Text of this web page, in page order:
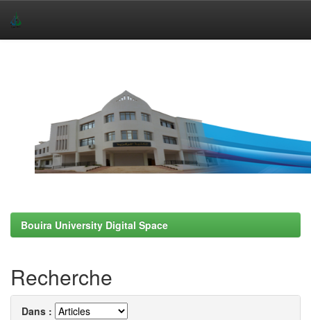
Bouira University Digital Space
Recherche
Dans :